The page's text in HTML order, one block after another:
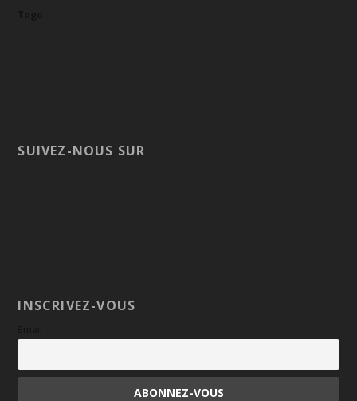
SUIVEZ-NOUS SUR
INSCRIVEZ-VOUS